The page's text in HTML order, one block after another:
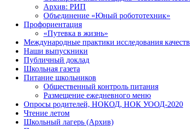
Архив: РИП
Объединение «Юный робототехник»
Профориентация
«Путевка в жизнь»
Международные практики исследования
Наши выпускники
Публичный доклад
Школьная газета
Питание школьников
Общественный контроль питания
Размещение ежедневного меню
Опросы родителей, НОКОД, НОК УООД-2020
Чтение летом
Школьный лагерь (Архив)